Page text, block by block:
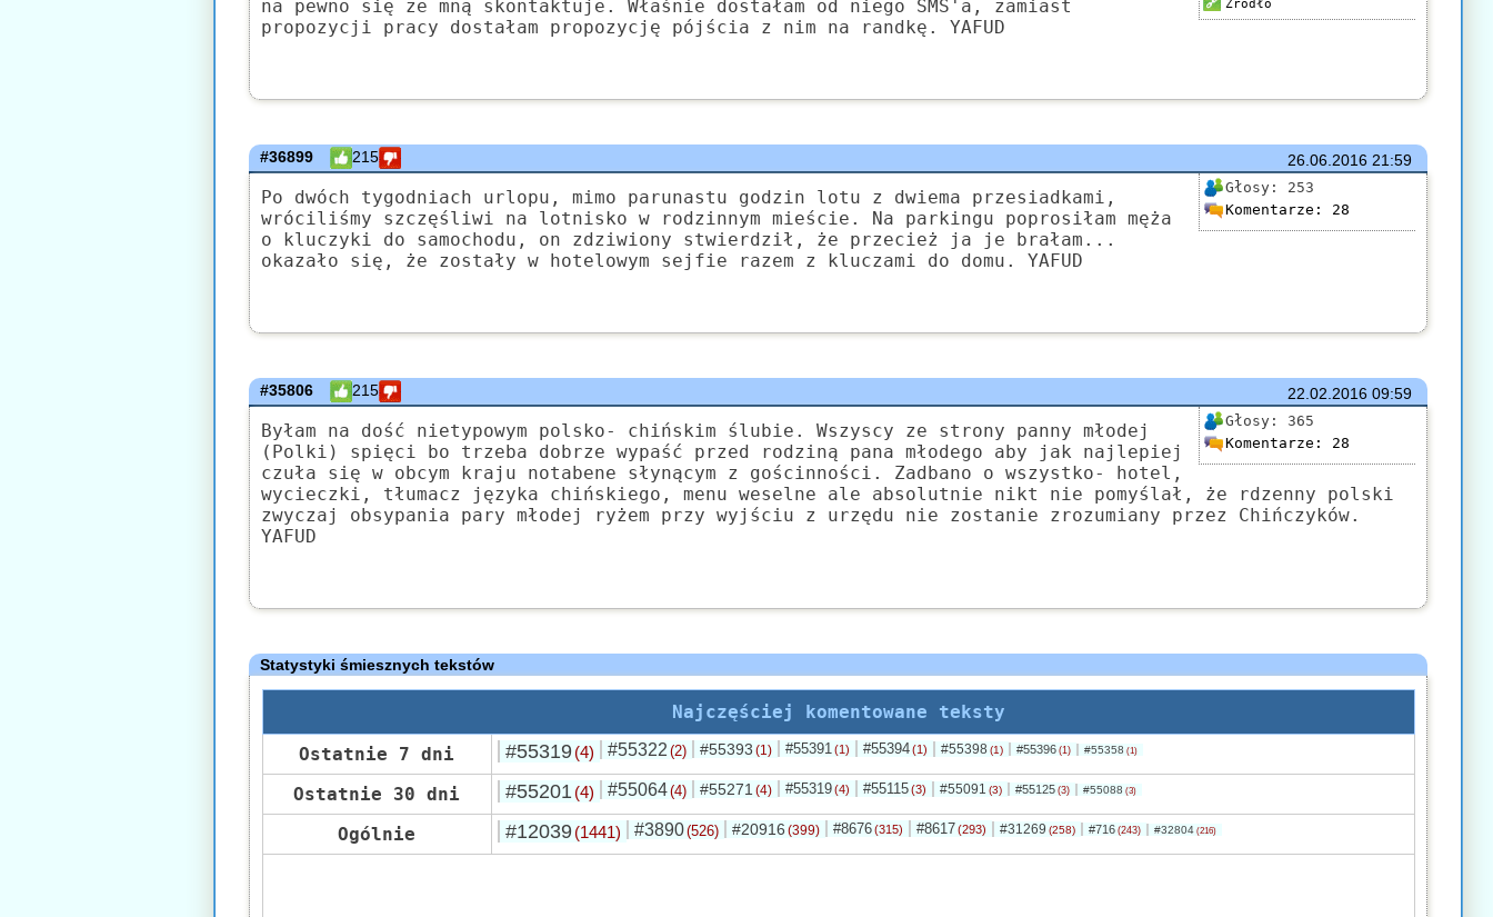
Źródło
na pewno się ze mną skontaktuje. Właśnie dostałam od niego SMS'a, zamiast
propozycji pracy dostałam propozycję pójścia z nim na randkę. YAFUD
26.06.201621:59
#36899 215
Głosy: 253
Komentarze: 28
Po dwóch tygodniach urlopu, mimo parunastu godzin lotu z dwiema przesiadkami,
wróciliśmy szczęśliwi na lotnisko w rodzinnym mieście. Na parkingu poprosiłam męża
o kluczyki do samochodu, on zdziwiony stwierdził, że przecież ja je brałam...
okazało się, że zostały w hotelowym sejfie razem z kluczami do domu. YAFUD
22.02.201609:59
#35806 215
Głosy: 365
Komentarze: 28
Byłam na dość nietypowym polsko- chińskim ślubie. Wszyscy ze strony panny młodej
(Polki) spięci bo trzeba dobrze wypaść przed rodziną pana młodego aby jak najlepiej
czuła się w obcym kraju notabene słynącym z gościnności. Zadbano o wszystko- hotel,
wycieczki, tłumacz języka chińskiego, menu weselne ale absolutnie nikt nie pomyślał, że rdzenny polski
zwyczaj obsypania pary młodej ryżem przy wyjściu z urzędu nie zostanie zrozumiany przez Chińczyków.
YAFUD
Statystyki śmiesznych tekstów
Najczęściej komentowane teksty
Ostatnie 7 dni
#55319 (4) #55322 (2) #55393 (1) #55391 (1) #55394 (1) #55398 (1) #55396 (1) #55358 (1)
Ostatnie 30 dni #55201 (4) #55064(4) #55271 (4) #55319 (4) #55115 (3) #55091 (3) #55125 (3) #55088 (3)
Ogólnie #12039 (1441) #3890(526) #20916 (399) #8676 (315) #8617 (293) #31269 (258) #716 (243) #32804 (216)